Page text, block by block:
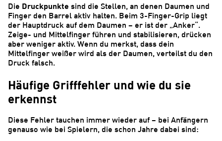
Die Druckpunkte sind die Stellen, an denen Daumen und
Finger den Barrel aktiv halten. Beim 3-Finger-Grip liegt
der Hauptdruck auf dem Daumen – er ist der „Anker“.
Zeige- und Mittelfinger führen und stabilisieren, drücken
aber weniger aktiv. Wenn du merkst, dass dein
Mittelfinger weißer wird als der Daumen, verteilst du den
Druck falsch.
Häufige Grifffehler und wie du sie
erkennst
Diese Fehler tauchen immer wieder auf – bei Anfängern
genauso wie bei Spielern, die schon Jahre dabei sind: